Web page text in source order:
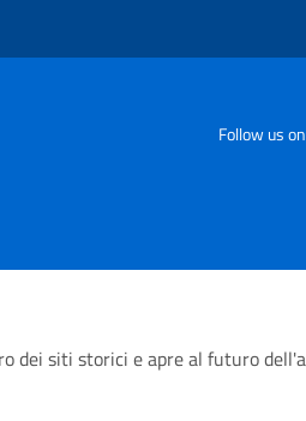
Follow us on
dei siti storici e apre al futuro